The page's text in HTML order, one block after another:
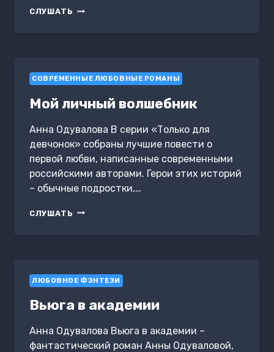
СЛУШАТЬ ЗМЕИНАЯ
СОВРЕМЕННЫЕ ЛЮБОВНЫЕ РОМАНЫ
Мой личный волшебник
Анна Одувалова В серии «Только для
девчонок» собраны лучшие повести о
первой любви, написанные современными
российскими авторами. Герои этих историй
– обычные подростки,…
СЛУШАТЬ МОЙ
ЛЮБОВНОЕ ФЭНТЕЗИ
Вьюга в академии
Анна Одувалова Вьюга в академии –
фантастический роман Анны Одуваловой,